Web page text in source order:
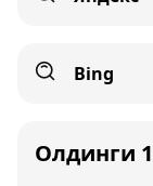
Bing
Олдинги